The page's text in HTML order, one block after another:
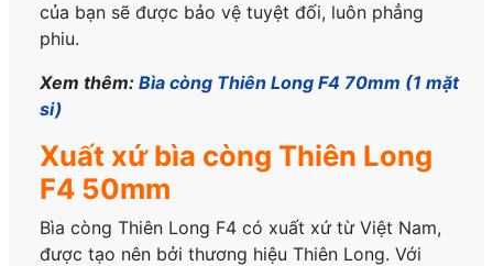
của bạn sẽ được bảo vệ tuyệt đối, luôn phẳng
phiu.
Xem thêm:Bìa còng Thiên Long F4 70mm (1 mặt
si)
Xuất xứ bìa còng Thiên Long
F4 50mm
Bìa còng Thiên Long F4 có xuất xứ từ Việt Nam,
được tạo nên bởi thương hiệu Thiên Long. Với